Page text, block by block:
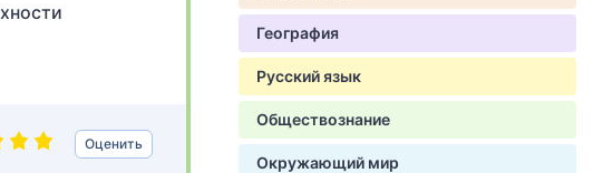
Оценить
География
Русский язык
Обществознание
Окружающий мир